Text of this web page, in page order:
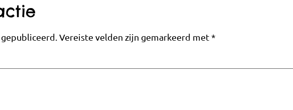
Vereiste velden zijn gemarkeerd met*